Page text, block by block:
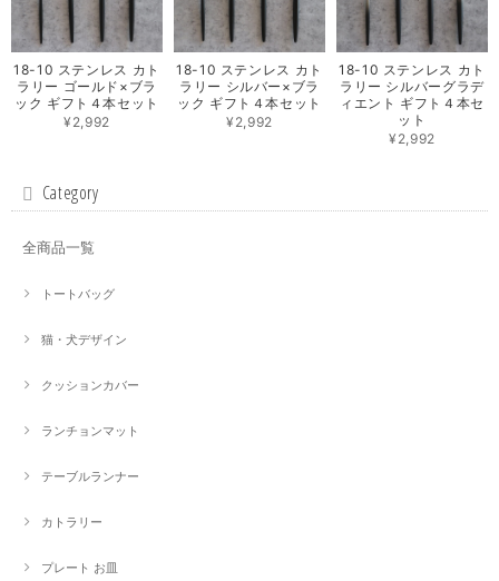
18-10 ステンレス カト
ラリー ゴールド×ブラ
ック ギフト４本セット
¥2,992
18-10 ステンレス カト
ラリー シルバー×ブラ
ック ギフト４本セット
¥2,992
18-10 ステンレス カト
ラリー シルバーグラデ
ィエント ギフト４本セ
ット
¥2,992
Category
全商品一覧
トートバッグ
猫・犬デザイン
クッションカバー
ランチョンマット
テーブルランナー
カトラリー
プレート お皿